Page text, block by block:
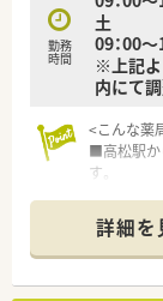
勤務
時間
土
09：00～
※上記よ
内にて
<こんな薬
■高松駅か
す。
です。
■店舗の
り、
調剤室も
詳細を